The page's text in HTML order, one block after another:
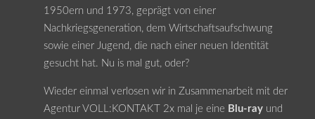
1950ern und 1973, geprägt von einer
Nachkriegsgeneration, dem Wirtschaftsaufschwung
sowie einer Jugend, die nach einer neuen Identität
gesucht hat. Nu is mal gut, oder?
Wieder einmal verlosen wir in Zusammenarbeit mit der
Agentur VOLL:KONTAKT 2x mal je eine Blu-rayund